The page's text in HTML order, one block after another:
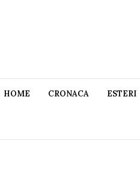
HOME CRONACA ESTERI